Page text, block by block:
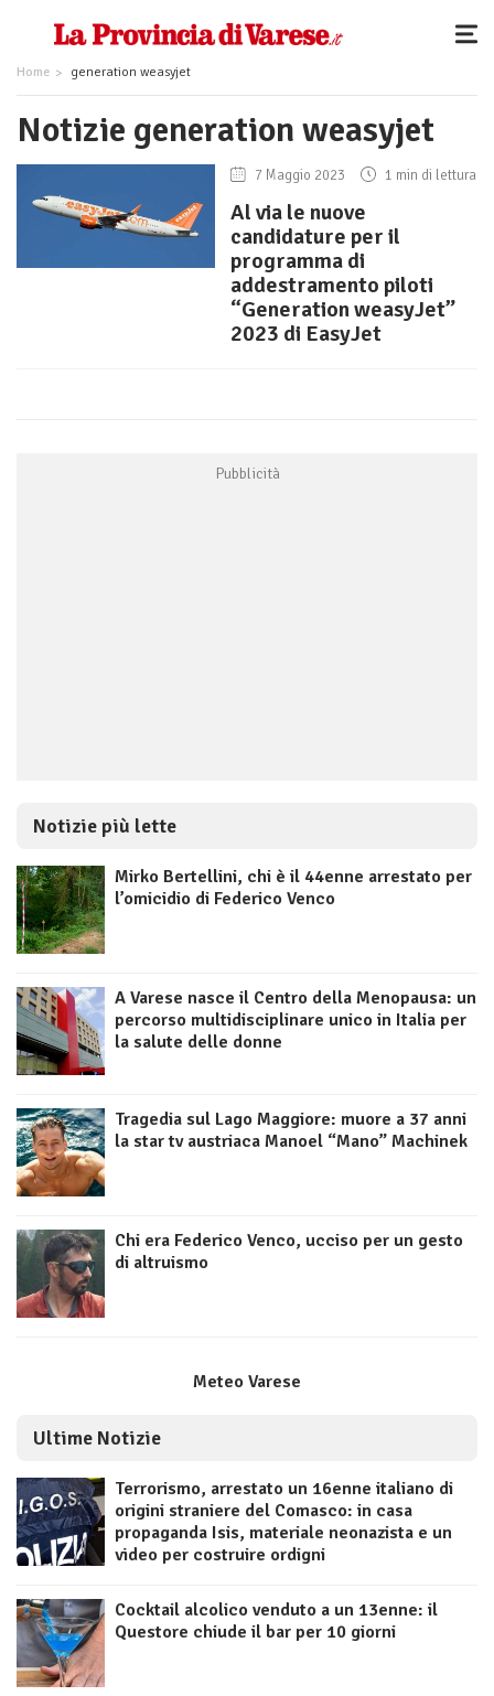
Home generation weasyjet
Notizie generation weasyjet
7 Maggio 2023 1 min di lettura
Al via le nuove
candidature per il
programma di
addestramento piloti
“Generation weasyJet”
2023 di EasyJet
Notizie più lette
Mirko Bertellini, chi è il 44enne arrestato per
l’omicidio di Federico Venco
A Varese nasce il Centro della Menopausa: un
percorso multidisciplinare unico in Italia per
la salute delle donne
Tragedia sul Lago Maggiore: muore a 37 anni
la star tv austriaca Manoel “Mano” Machinek
Chi era Federico Venco, ucciso per un gesto
di altruismo
Meteo Varese
Ultime Notizie
Terrorismo, arrestato un 16enne italiano di
origini straniere del Comasco: in casa
propaganda Isis, materiale neonazista e un
video per costruire ordigni
Cocktail alcolico venduto a un 13enne: il
Questore chiude il bar per 10 giorni